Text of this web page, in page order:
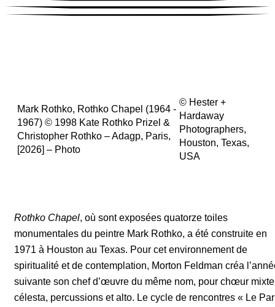
Mark Rothko, Rothko Chapel (1964 -
1967) © 1998 Kate Rothko Prizel &
Christopher Rothko – Adagp, Paris,
[2026] – Photo
© Hester +
Hardaway
Photographers,
Houston, Texas,
USA
Rothko Chapel, où sont exposées quatorze toiles
monumentales du peintre Mark Rothko, a été construite en
1971 à Houston au Texas. Pour cet environnement de
spiritualité et de contemplation, Morton Feldman créa
suivante son chef d’œuvre du même nom, pour chœur
célesta, percussions et alto. Le cycle de rencontres « Le